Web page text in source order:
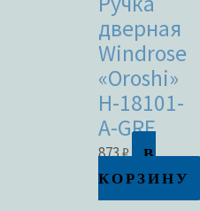
дверная
Windrose
«Oroshi»
H-18101-
A-GRF
873₽
В
КОРЗИНУ